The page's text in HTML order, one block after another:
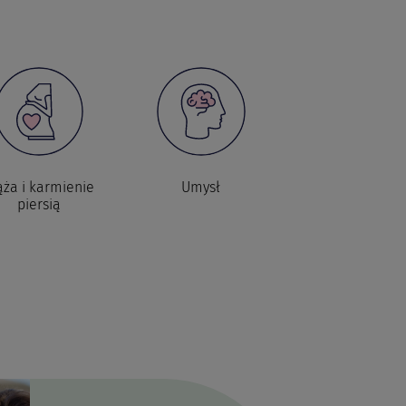
i karmienie
piersią
Umysł